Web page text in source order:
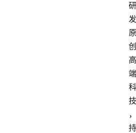
研
发
原
创
高
端
科
技
，
持